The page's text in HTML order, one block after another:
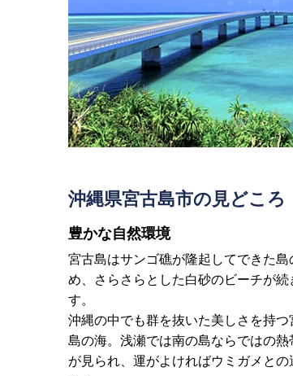
沖縄県宮古島市の見どころ
豊かな自然環境
宮古島はサンゴ礁が隆起してできた島
め、さらさらとした白砂のビーチが続
す。
沖縄の中でも群を抜いた美しさを持つ
島の海。浅瀬では南の島ならではの熱
が見られ、運がよければウミガメとの